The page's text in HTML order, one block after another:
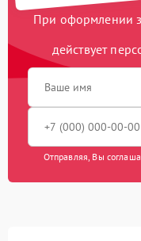
При оформлении
действует
Отправляя, Вы